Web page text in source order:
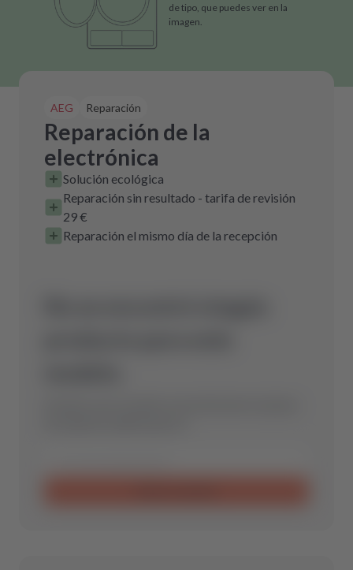
de tipo, que puedes ver en la
imagen.
AEG Reparación
Reparación de la
electrónica
Solución ecológica
Reparación sin resultado - tarifa de revisión
29 €
Reparación el mismo día de la recepción